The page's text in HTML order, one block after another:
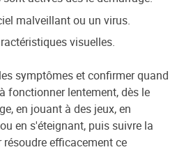
malveillant ou un virus.
visuelles.
symptômes et confirmer quand
fonctionner lentement, dès le
en jouant à des jeux, en
en s'éteignant, puis suivre la
efficacement ce